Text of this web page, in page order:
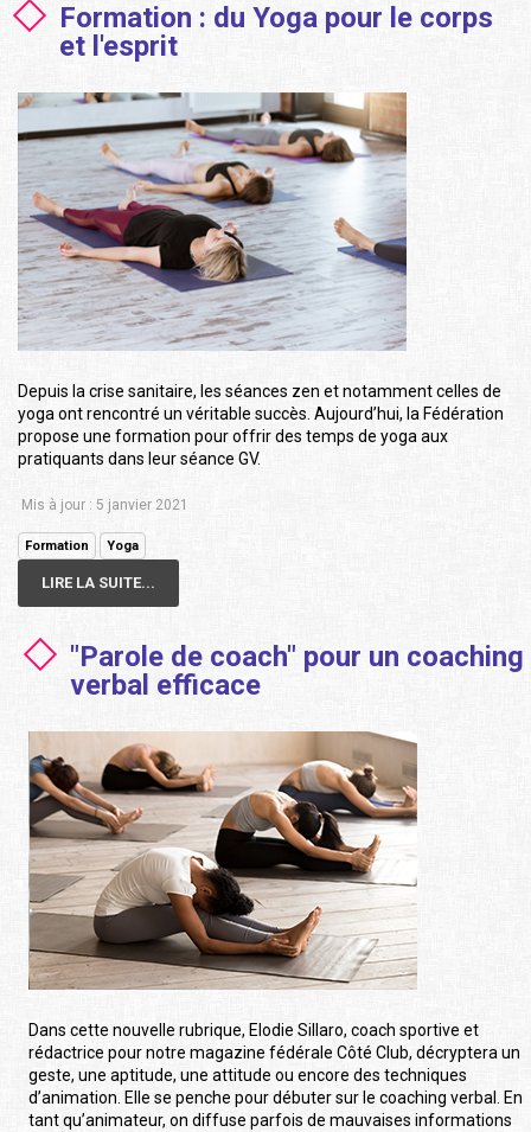
Formation : du Yoga pour le corps
et l'esprit
Depuis la crise sanitaire, les séances zen et notamment celles de
yoga ont rencontré un véritable succès. Aujourd’hui, la Fédération
propose une formation pour offrir des temps de yoga aux
pratiquants dans leur séance GV.
Mis à jour : 5 janvier 2021
Formation Yoga
LIRE LA SUITE...
"Parole de coach" pour un coaching
verbal efficace
Dans cette nouvelle rubrique, Elodie Sillaro, coach sportive et
rédactrice pour notre magazine fédérale Côté Club, décryptera un
geste, une aptitude, une attitude ou encore des techniques
d’animation. Elle se penche pour débuter sur le coaching verbal. En
tant qu’animateur, on diffuse parfois de mauvaises informations